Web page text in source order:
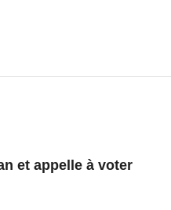
et appelle à voter